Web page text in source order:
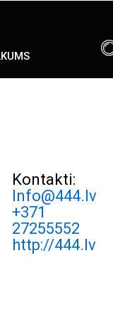
Kontakti:
Info@444.lv
+371
27255552
http://444.lv